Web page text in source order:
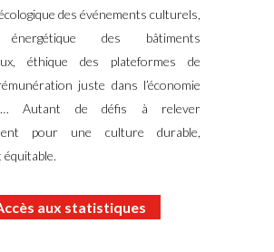
des événements culturels,
énergétique des bâtiments
éthique des plateformes de
juste dans l’économie
Autant de défis à relever
pour une culture durable,
équitable.
aux statistiques